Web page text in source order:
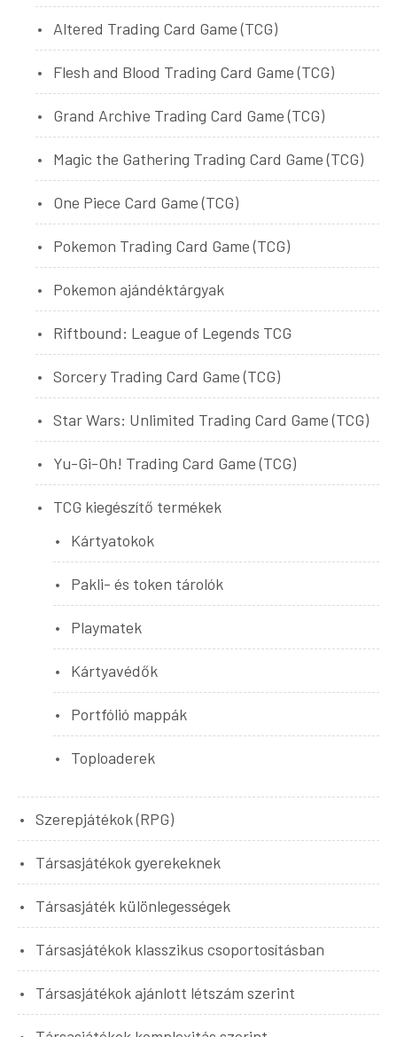
Altered Trading Card Game (TCG)
Flesh and Blood Trading Card Game (TCG)
Grand Archive Trading Card Game (TCG)
Magic the Gathering Trading Card Game (TCG)
One Piece Card Game (TCG)
Pokemon Trading Card Game (TCG)
Pokemon ajándéktárgyak
Riftbound: League of Legends TCG
Sorcery Trading Card Game (TCG)
Star Wars: Unlimited Trading Card Game (TCG)
Yu-Gi-Oh! Trading Card Game (TCG)
TCG kiegészítő termékek
Kártyatokok
Pakli- és token tárolók
Playmatek
Kártyavédők
Portfólió mappák
Toploaderek
Szerepjátékok (RPG)
Társasjátékok gyerekeknek
Társasjáték különlegességek
Társasjátékok klasszikus csoportosításban
Társasjátékok ajánlott létszám szerint